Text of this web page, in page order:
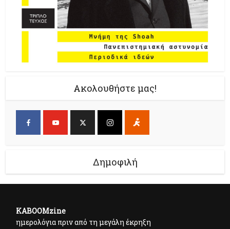
Ακολουθήστε μας!
Δημοφιλή
KABOOMzine
ημερολόγια πριν από τη μεγάλη έκρηξη